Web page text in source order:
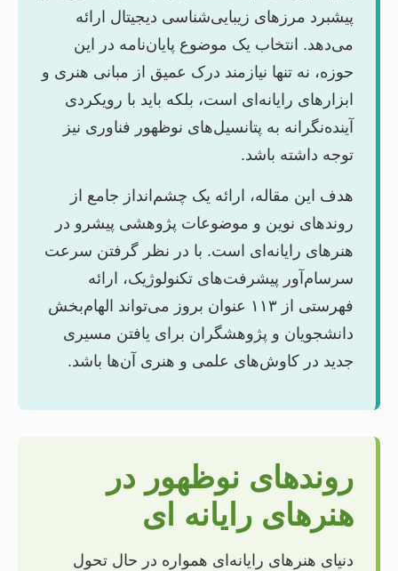
پیشبرد مرزهای زیبایی‌شناسی دیجیتال ارائه
می‌دهد. انتخاب یک موضوع پایان‌نامه در این
حوزه، نه تنها نیازمند درک عمیق از مبانی هنری و
ابزارهای رایانه‌ای است، بلکه باید با رویکردی
آینده‌نگرانه به پتانسیل‌های نوظهور فناوری نیز
توجه داشته باشد.
هدف این مقاله، ارائه یک چشم‌انداز جامع از
روندهای نوین و موضوعات پژوهشی پیشرو در
هنرهای رایانه‌ای است. با در نظر گرفتن سرعت
سرسام‌آور پیشرفت‌های تکنولوژیک، ارائه
فهرستی از ۱۱۳ عنوان بروز می‌تواند الهام‌بخش
دانشجویان و پژوهشگران برای یافتن مسیری
جدید در کاوش‌های علمی و هنری آن‌ها باشد.
روندهای نوظهور در
هنرهای رایانه ای
دنیای هنرهای رایانه‌ای همواره در حال تحول